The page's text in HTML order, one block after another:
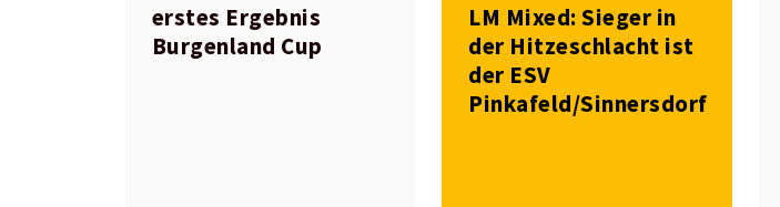
erstes Ergebnis
Burgenland Cup
LM Mixed: Sieger in
der Hitzeschlacht ist
der ESV
Pinkafeld/Sinnersdorf